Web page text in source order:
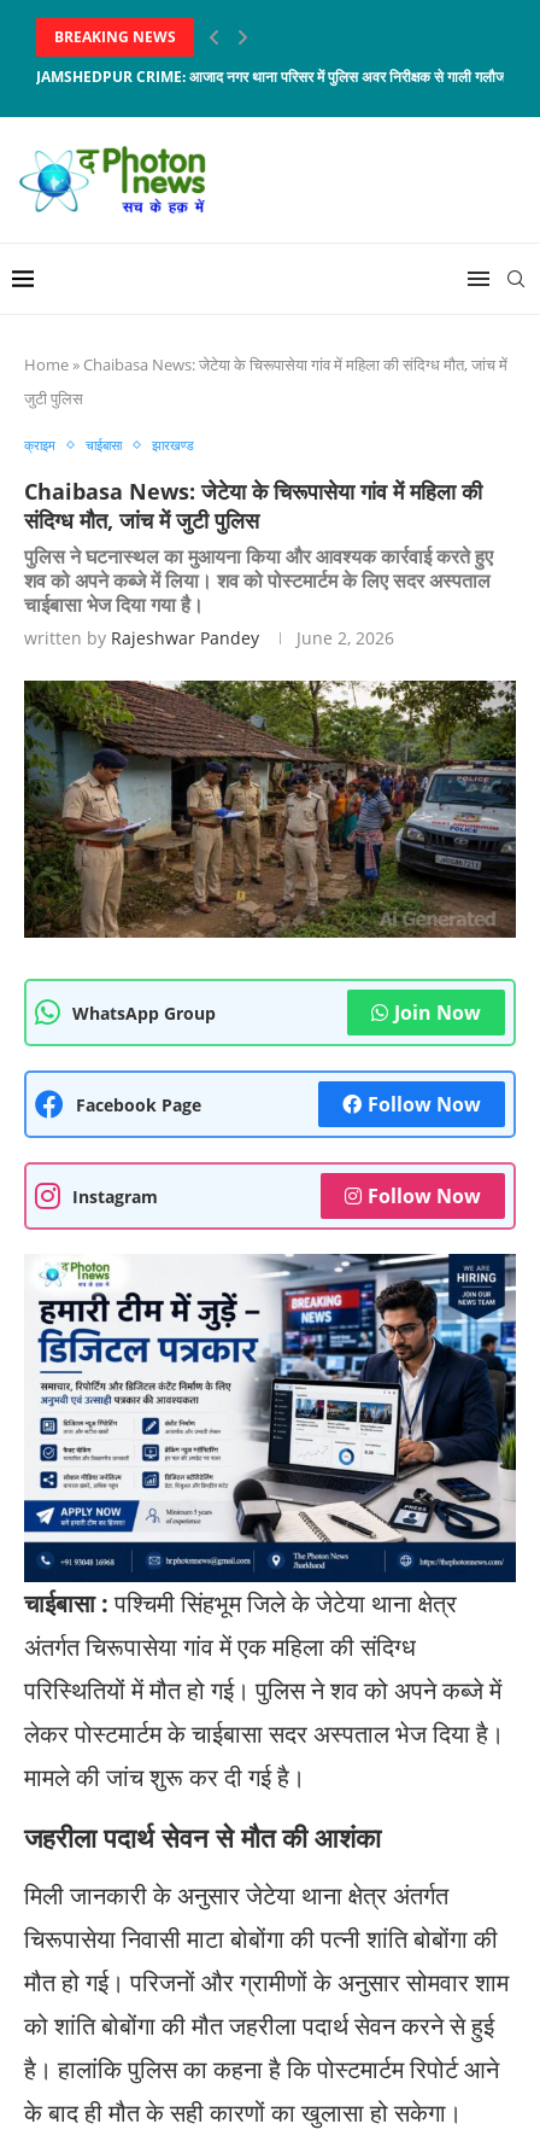
BREAKING NEWS
JAMSHEDPUR CRIME: आजाद नगर थाना परिसर में पुलिस अवर निरीक्षक से गाली गलौज,
Home» Chaibasa News: जेटेया के चिरूपासेया गांव में महिला की संदिग्ध मौत, जांच में
जुटी पुलिस
क्राइम चाईबासा झारखण्ड
Chaibasa News: जेटेया के चिरूपासेया गांव में महिला की
संदिग्ध मौत, जांच में जुटी पुलिस
पुलिस ने घटनास्थल का मुआयना किया और आवश्यक कार्रवाई करते हुए
शव को अपने कब्जे में लिया। शव को पोस्टमार्टम के लिए सदर अस्पताल
चाईबासा भेज दिया गया है।
written by Rajeshwar Pandey June 2, 2026
WhatsApp Group Join Now
Facebook Page Follow Now
Instagram Follow Now
चाईबासा :पश्चिमी सिंहभूम जिले के जेटेया थाना क्षेत्र
अंतर्गत चिरूपासेया गांव में एक महिला की संदिग्ध
परिस्थितियों में मौत हो गई। पुलिस ने शव को अपने कब्जे में
लेकर पोस्टमार्टम के चाईबासा सदर अस्पताल भेज दिया है।
मामले की जांच शुरू कर दी गई है।
जहरीला पदार्थ सेवन से मौत की आशंका
मिली जानकारी के अनुसार जेटेया थाना क्षेत्र अंतर्गत
चिरूपासेया निवासी माटा बोबोंगा की पत्नी शांति बोबोंगा की
मौत हो गई। परिजनों और ग्रामीणों के अनुसार सोमवार शाम
को शांति बोबोंगा की मौत जहरीला पदार्थ सेवन करने से हुई
है। हालांकि पुलिस का कहना है कि पोस्टमार्टम रिपोर्ट आने
के बाद ही मौत के सही कारणों का खुलासा हो सकेगा।